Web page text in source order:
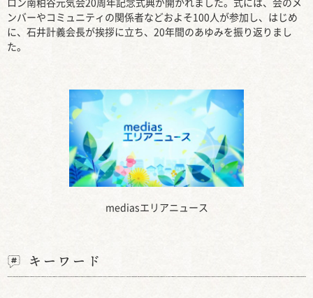
mediasエリアニュース
ロン南粕谷元気会20周年記念式典が開かれました。式には、会のメ
ンバーやコミュニティの関係者などおよそ100人が参加し、はじめ
に、石井計義会長が挨拶に立ち、20年間のあゆみを振り返りまし
た。
キーワード